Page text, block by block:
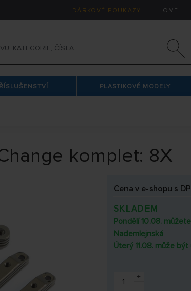
DÁRKOVÉ POUKAZY HOME
PLASTIKOVÉ MODELY
komplet: 8X
Cena v e-shopu s
SKLADEM
Pondělí 10.08.
Nademlejnská
Úterý 11.08. může být
+
-